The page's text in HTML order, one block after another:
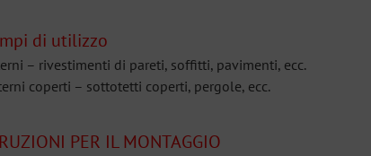
di utilizzo
– rivestimenti di pareti, soffitti, pavimenti, ecc.
coperti – sottotetti coperti, pergole, ecc.
PER IL MONTAGGIO